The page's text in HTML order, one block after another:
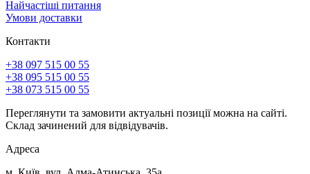
Найчастіші питання
Умови доставки
Контакти
+38 097 515 00 55
+38 095 515 00 55
+38 073 515 00 55
Переглянути та замовити актуальні позиції можна на сайті.
Склад зачинений для відвідувачів.
Адреса